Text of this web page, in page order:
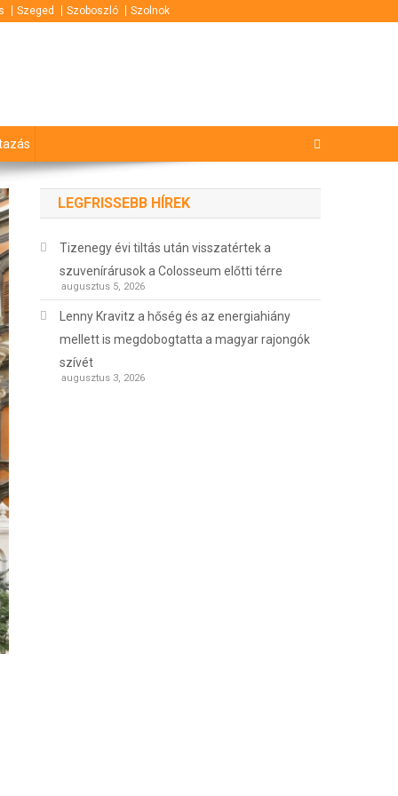
Szeged Szoboszló Szolnok
LEGFRISSEBB HÍREK
Tizenegy évi tiltás után visszatértek a
szuvenírárusok a Colosseum előtti térre
augusztus 5, 2026
Lenny Kravitz a hőség és az energiahiány
mellett is megdobogtatta a magyar rajongók
szívét
augusztus 3, 2026